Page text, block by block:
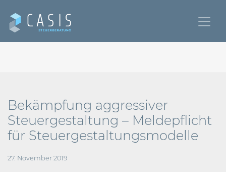
Bekämpfung aggressiver
Steuergestaltung – Meldepflicht
für Steuergestaltungsmodelle
27. November 2019